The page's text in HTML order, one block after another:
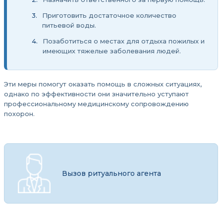
Приготовить достаточное количество
питьевой воды.
Позаботиться о местах для отдыха пожилых и
имеющих тяжелые заболевания людей.
Эти меры помогут оказать помощь в сложных ситуациях,
однако по эффективности они значительно уступают
профессиональному медицинскому сопровождению
похорон.
Вызов ритуального агента